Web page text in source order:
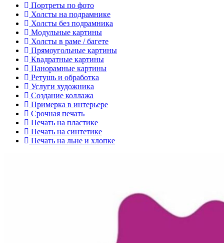
Портреты по фото
Холсты на подрамнике
Холсты без подрамника
Модульные картины
Холсты в раме / багете
Прямоугольные картины
Квадратные картины
Панорамные картины
Ретушь и обработка
Услуги художника
Создание коллажа
Примерка в интерьере
Срочная печать
Печать на пластике
Печать на синтетике
Печать на льне и хлопке